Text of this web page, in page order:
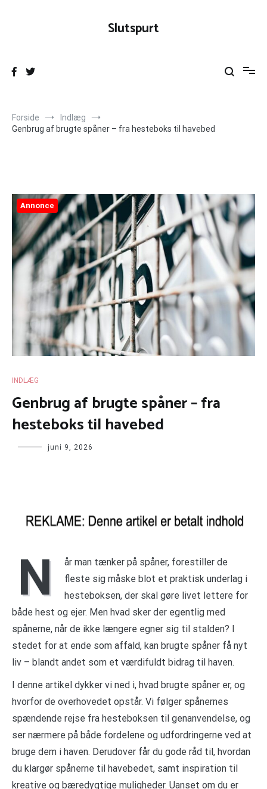
Slutspurt
Forside
Indlæg
Genbrug af brugte spåner – fra hesteboks til havebed
Annonce
INDLÆG
Genbrug af brugte spåner – fra
hesteboks til havebed
juni 9, 2026
N
år man tænker på spåner, forestiller de
fleste sig måske blot et praktisk underlag i
hesteboksen, der skal gøre livet lettere for
både hest og ejer. Men hvad sker der egentlig med
spånerne, når de ikke længere egner sig til stalden? I
stedet for at ende som affald, kan brugte spåner få nyt
liv – blandt andet som et værdifuldt bidrag til haven.
I denne artikel dykker vi ned i, hvad brugte spåner er, og
hvorfor de overhovedet opstår. Vi følger spånernes
spændende rejse fra hesteboksen til genanvendelse, og
ser nærmere på både fordelene og udfordringerne ved at
bruge dem i haven. Derudover får du gode råd til, hvordan
du klargør spånerne til havebedet, samt inspiration til
kreative og bæredygtige muligheder. Uanset om du er